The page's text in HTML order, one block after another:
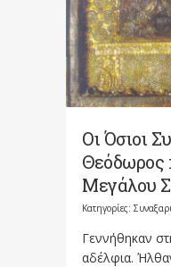
Οι Όσιοι
Θεόδωρος
Μεγάλου
Κατηγορίες:
Γεννήθηκαν
αδέλφια.